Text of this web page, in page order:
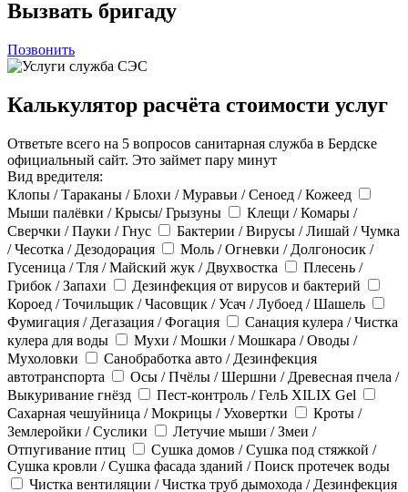
Вызвать бригаду
Позвонить
Калькулятор расчёта стоимости услуг
Ответьте всего на 5 вопросов санитарная служба в Бердске
официальный сайт. Это займет пару минут
Вид вредителя:
Клопы / Тараканы / Блохи / Муравьи / Сеноед / Кожеед
Мыши палёвки / Крысы/ Грызуны
Клещи / Комары /
Сверчки / Пауки / Гнус
Бактерии / Вирусы / Лишай / Чумка
/ Чесотка / Дезодорация
Моль / Огневки / Долгоносик /
Гусеница / Тля / Майский жук / Двухвостка
Плесень /
Грибок / Запахи
Дезинфекция от вирусов и бактерий
Короед / Точильщик / Часовщик / Усач / Лубоед / Шашель
Фумигация / Дегазация / Фогация
Санация кулера / Чистка
кулера для воды
Мухи / Мошки / Мошкара / Оводы /
Мухоловки
Санобработка авто / Дезинфекция
автотранспорта
Осы / Пчёлы / Шершни / Древесная пчела /
Выкуривание гнёзд
Пест-контроль / ГелЬ XILIX Gel
Сахарная чешуйница / Мокрицы / Уховертки
Кроты /
Землеройки / Суслики
Летучие мыши / Змеи /
Отпугивание птиц
Сушка домов / Сушка под стяжкой /
Сушка кровли / Сушка фасада зданий / Поиск протечек воды
Чистка вентиляции / Чистка труб дымохода / Дезинфекция